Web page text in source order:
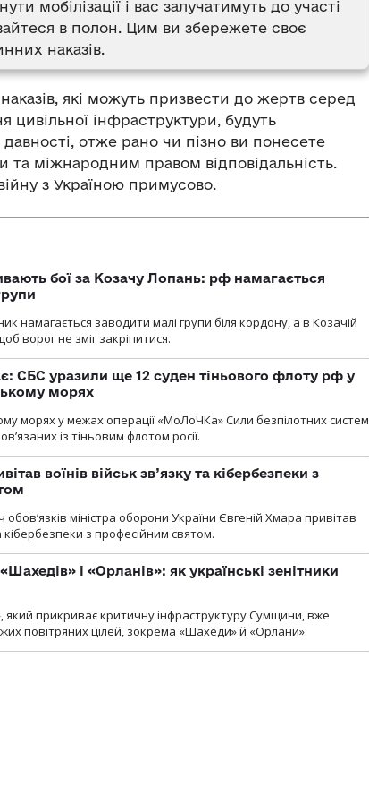
мобілізації і вас залучатимуть до участі
в полон. Цим ви збережете своє
наказів.
які можуть призвести до жертв серед
цивільної інфраструктури, будуть
давності, отже рано чи пізно ви понесете
та міжнародним правом відповідальність.
з Україною примусово.
бої за Козачу Лопань: рф намагається
намагається заводити малі групи біля кордону, а в Козачій
ворог не зміг закріпитися.
СБС уразили ще 12 суден тіньового флоту рф у
морях
морях у межах операції «МоЛоЧКа» Сили безпілотних систем
із тіньовим флотом росії.
воїнів військ зв’язку та кібербезпеки з
міністра оборони України Євгеній Хмара привітав
кібербезпеки з професійним святом.
і «Орланів»: як українські зенітники
який прикриває критичну інфраструктуру Сумщини, вже
повітряних цілей, зокрема «Шахеди» й «Орлани».